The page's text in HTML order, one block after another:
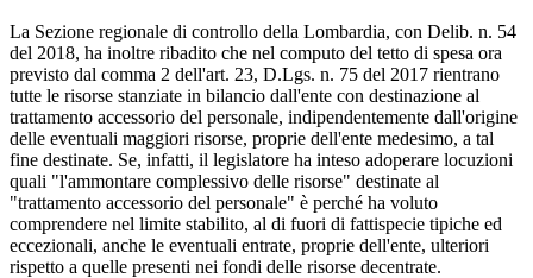
La Sezione regionale di controllo della Lombardia, con Delib. n. 54
del 2018, ha inoltre ribadito che nel computo del tetto di spesa ora
previsto dal comma 2 dell'art. 23, D.Lgs. n. 75 del 2017 rientrano
tutte le risorse stanziate in bilancio dall'ente con destinazione al
trattamento accessorio del personale, indipendentemente dall'origine
delle eventuali maggiori risorse, proprie dell'ente medesimo, a tal
fine destinate. Se, infatti, il legislatore ha inteso adoperare locuzioni
quali "l'ammontare complessivo delle risorse" destinate al
"trattamento accessorio del personale" è perché ha voluto
comprendere nel limite stabilito, al di fuori di fattispecie tipiche ed
eccezionali, anche le eventuali entrate, proprie dell'ente, ulteriori
rispetto a quelle presenti nei fondi delle risorse decentrate.